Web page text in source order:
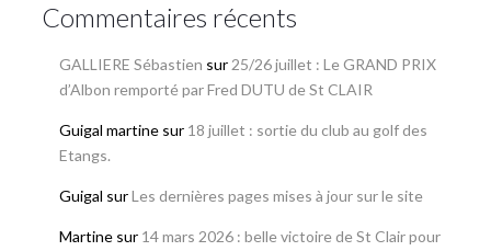
Commentaires récents
GALLIERE Sébastien sur 25/26 juillet : Le GRAND PRIX
d’Albon remporté par Fred DUTU de St CLAIR
Guigal martinesur 18 juillet : sortie du club au golf des
Etangs.
Guigal surLes dernières pages mises à jour sur le site
Martinesur 14 mars 2026 : belle victoire de St Clair pour